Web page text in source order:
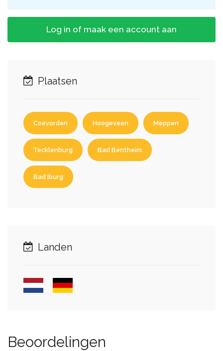
Log in of maak een account aan
Plaatsen
Coevorden Hoogeveen Meppen
Tecklenburg Bad Bentheim
Bad Iburg
Landen
Beoordelingen